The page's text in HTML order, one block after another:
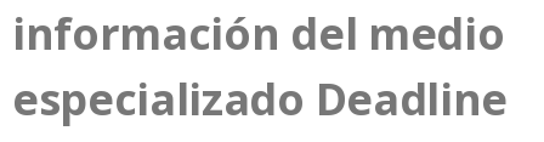
información del medio
especializado Deadline